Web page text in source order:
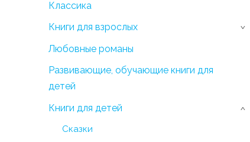
Классика
Книги для взрослых
›
Любовные романы
Развивающие, обучающие книги для
детей
Книги для детей
Сказки
›